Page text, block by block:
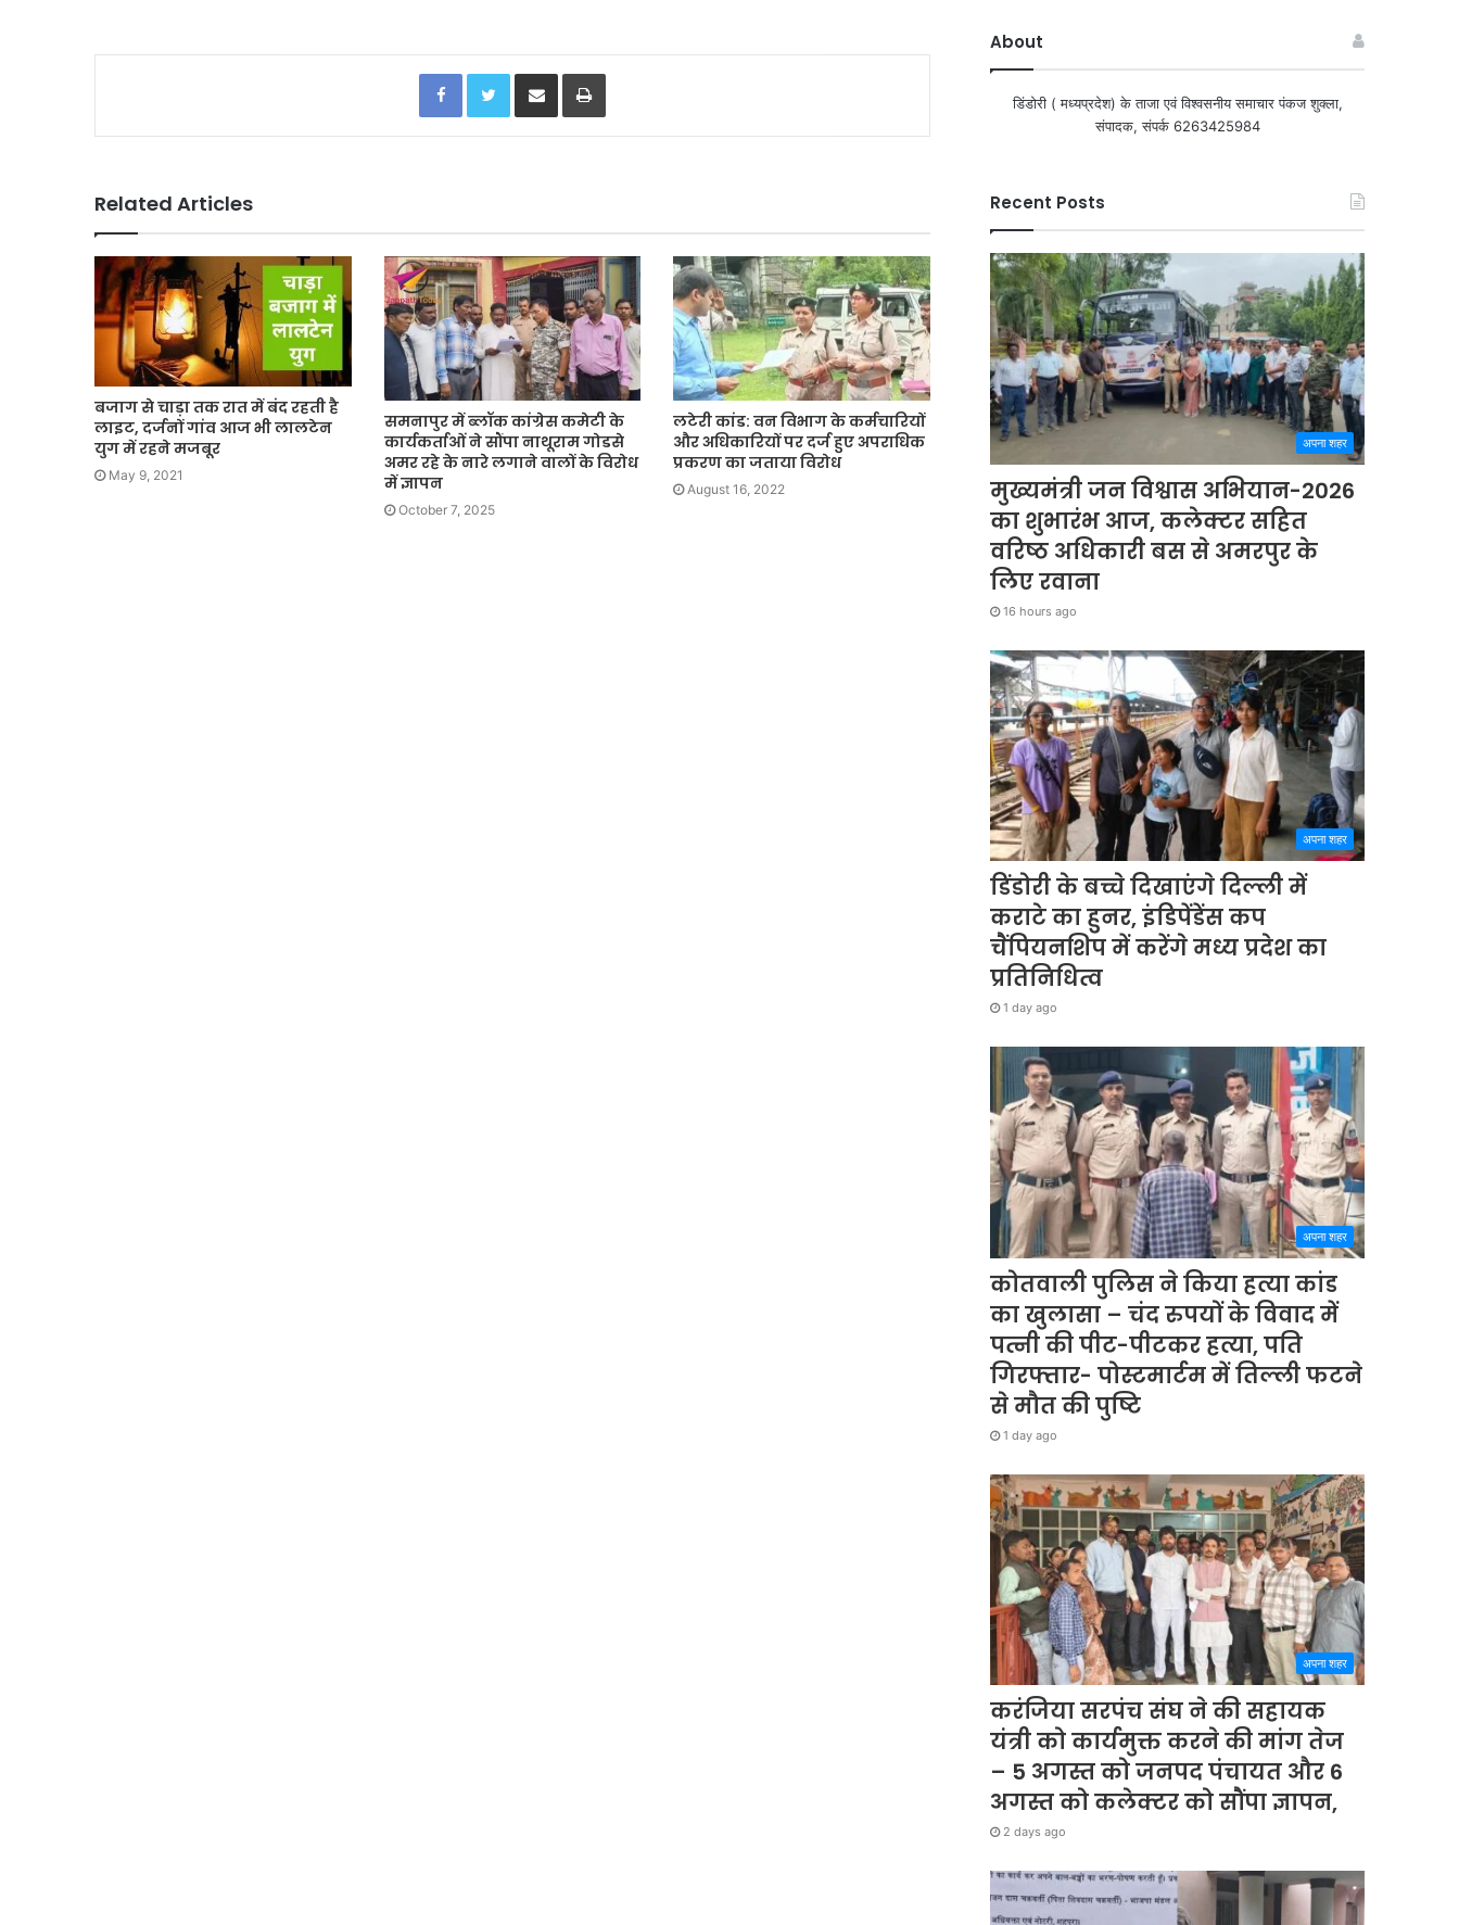
Facebook Twitter
Related Articles
बजाग से चाड़ा तक रात में बंद रहती है
लाइट, दर्जनों गांव आज भी लालटेन
युग में रहने मजबूर
May 9, 2021
समनापुर में ब्लॉक कांग्रेस कमेटी के
कार्यकर्ताओं ने सौंपा नाथूराम गोडसे
अमर रहे के नारे लगाने वालों के विरोध
में ज्ञापन
October 7, 2025
लटेरी कांड: वन विभाग के कर्मचारियों
और अधिकारियों पर दर्ज हुए अपराधिक
प्रकरण का जताया विरोध
August 16, 2022
About
डिंडोरी ( मध्यप्रदेश) के ताजा एवं विश्वसनीय समाचार पंकज शुक्ला,
संपादक, संपर्क 6263425984
Recent Posts
अपना शहर
मुख्यमंत्री जन विश्वास अभियान-2026
का शुभारंभ आज, कलेक्टर सहित
वरिष्ठ अधिकारी बस से अमरपुर के
लिए रवाना
16 hours ago
अपना शहर
डिंडोरी के बच्चे दिखाएंगे दिल्ली में
कराटे का हुनर, इंडिपेंडेंस कप
चैंपियनशिप में करेंगे मध्य प्रदेश का
प्रतिनिधित्व
1 day ago
अपना शहर
कोतवाली पुलिस ने किया हत्या कांड
का खुलासा – चंद रुपयों के विवाद में
पत्नी की पीट-पीटकर हत्या, पति
गिरफ्तार- पोस्टमार्टम में तिल्ली फटने
से मौत की पुष्टि
1 day ago
अपना शहर
करंजिया सरपंच संघ ने की सहायक
यंत्री को कार्यमुक्त करने की मांग तेज
– 5 अगस्त को जनपद पंचायत और 6
अगस्त को कलेक्टर को सौंपा ज्ञापन,
2 days ago